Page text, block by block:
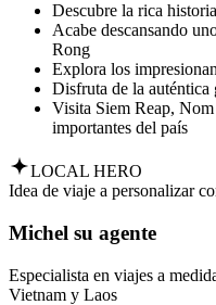
Descubre la rica
Acabe descansando
Rong
Explora los
Disfruta de la auténtica
Visita Siem Reap,
importantes del país
LOCAL HERO
Idea de viaje a personalizar
Michel su agente
Especialista en viajes a
Vietnam y Laos